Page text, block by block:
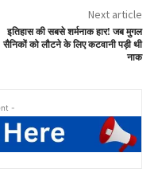
Next article
इतिहास की सबसे शर्मनाक हार! जब मुगल
सैनिकों को लौटने के लिए कटवानी पड़ी थी
नाक
-